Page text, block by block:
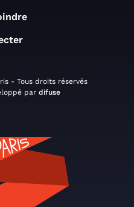
- Tous droits réservés
par difuse